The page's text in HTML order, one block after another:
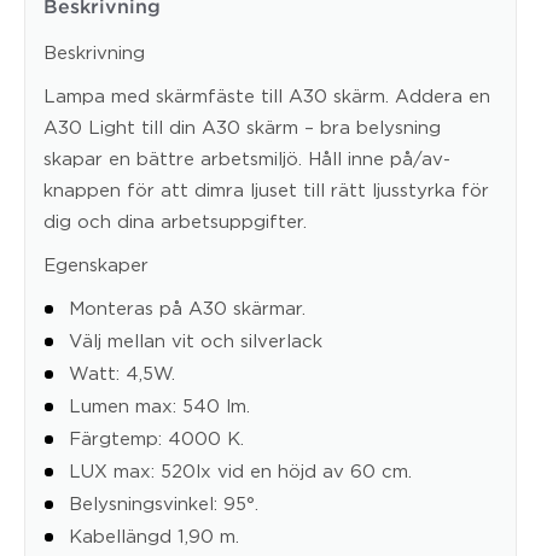
Beskrivning
Beskrivning
Lampa med skärmfäste till A30 skärm. Addera en
A30 Light till din A30 skärm – bra belysning
skapar en bättre arbetsmiljö. Håll inne på/av-
knappen för att dimra ljuset till rätt ljusstyrka för
dig och dina arbetsuppgifter.
Egenskaper
Monteras på A30 skärmar.
Välj mellan vit och silverlack
Watt: 4,5W.
Lumen max: 540 lm.
Färgtemp: 4000 K.
LUX max: 520lx vid en höjd av 60 cm.
Belysningsvinkel: 95°.
Kabellängd 1,90 m.